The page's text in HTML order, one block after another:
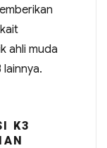
ahli muda
K3